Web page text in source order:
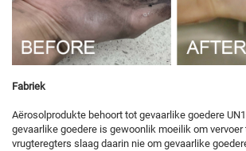
Fabriek
Aërosolprodukte behoort tot gevaarlike goedere
gevaarlike goedere is gewoonlik moeilik om
vrugteregters slaag daarin nie om gevaarlike